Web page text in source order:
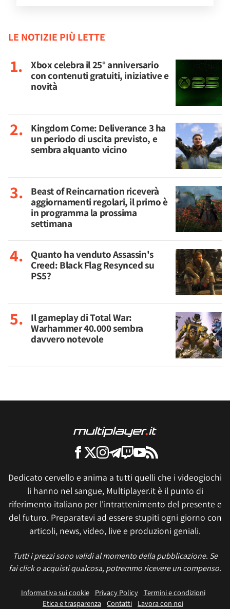
LE NOTIZIE PIÙ LETTE
Xbox celebra il 25° anniversario
con contenuti gratuiti, iniziative e
novità
Kingdom Come: Deliverance 3 ha
un periodo di uscita previsto, e
sembra alquanto vicino
Beast of Reincarnation riceverà
aggiornamenti regolari, il primo è
in programma la prossima
settimana
Quanto ha venduto Assassin's
Creed: Black Flag Resynced su
PS5?
Il gameplay di Total War:
Warhammer 40.000 sembra
davvero notevole
Dedicato cervello e anima a tutti quelli che i videogiochi
li hanno nel sangue, Multiplayer.it è il punto di
riferimento italiano per l'intrattenimento del presente e
del futuro. Preparatevi ad essere stupiti ogni giorno con
articoli, news, video, live e produzioni geniali.
Tutti i prezzi sono validi al momento della pubblicazione. Se
fai click o acquisti qualcosa, potremmo ricevere un compenso.
Informativa sui cookie Privacy Policy
Termini e condizioni
Etica e trasparenza Contatti Lavora con noi